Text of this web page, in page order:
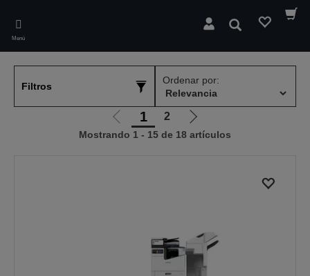
main
content
Menú
Buscar
Filtros
Ordenar por:
Ir
a
1 2
Ir
a
Mostrando 1 - 15 de 18 artículos